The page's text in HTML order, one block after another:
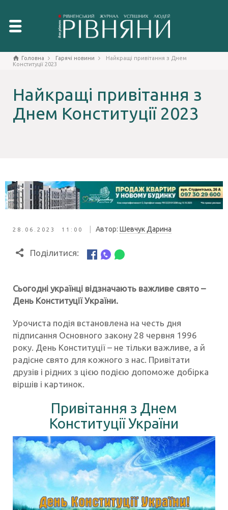
Головна Гарячі новини
Найкращі привітання з Днем
Конституції 2023
Найкращі привітання з
Днем Конституції 2023
28.06.2023 11:00 Автор: Шевчук Дарина
Поділитися:
Сьогодні українці відзначають важливе свято –
День Конституції України.
Урочиста подія встановлена на честь дня
підписання Основного закону 28 червня 1996
року. День Конституції – не тільки важливе, а й
радісне свято для кожного з нас. Привітати
друзів і рідних з цією подією допоможе добірка
віршів і картинок.
Привітання з Днем
Конституції України